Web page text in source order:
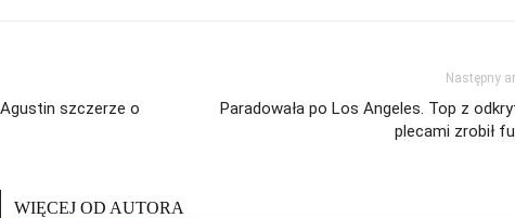
szczerze o
Następny
Paradowała po Los Angeles. Top z
plecami zrobił
WIĘCEJ OD AUTORA